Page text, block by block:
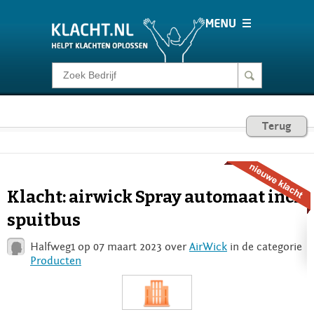
Klacht melden
Consumentenrecht
Login
Terug
Klacht: airwick Spray automaat incl
spuitbus
Halfweg1 op 07 maart 2023 overAirWick in de categorie
Producten